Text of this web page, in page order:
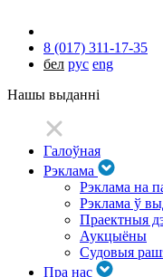
8 (017) 311-17-35
бел рус eng
Нашы выданні
Галоўная
Рэклама
Рэклама на
Рэклама ў
Праектныя
Аукцыёны
Судовыя
Пра нас